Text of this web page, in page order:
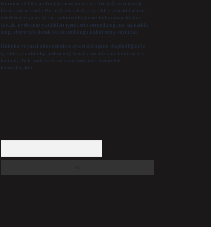
Kurumu (BTK) tarafından onaylanmış bir Yer Sağlayıcı olarak
hizmet vermektedir. Bu nedenle, sitedeki içerikleri proaktif olarak
denetleme veya araştırma yükümlülüğümüz bulunmamaktadır.
Ancak, üyelerimiz yazdıkları içeriklerin sorumluluğunu taşımakta
olup, siteye üye olarak bu sorumluluğu kabul etmiş sayılırlar.
Hukuka ve yasal düzenlemelere aykırı olduğunu düşündüğünüz
içerikleri,
backlinkpanelicomtr@gmail.comadresine bildirmeniz
halinde, ilgili içerikler yasal süre içerisinde sitemizden
kaldırılacaktır.